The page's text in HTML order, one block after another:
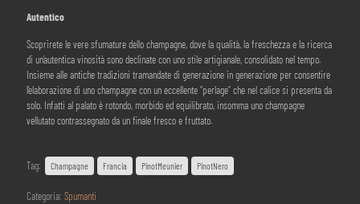
Autentico
Scoprirete le vere sfumature dello champagne, dove la qualità, la freschezza e la ricerca
di un’autentica vinosità sono declinate con uno stile artigianale, consolidato nel tempo.
Insieme alle antiche tradizioni tramandate di generazione in generazione per consentire
l’elaborazione di uno champagne con un eccellente “perlage” che nel calice si presenta da
solo. Infatti al palato è rotondo, morbido ed equilibrato, insomma uno champagne
vellutato contrassegnato da un finale fresco e fruttato.
Tag: Champagne Francia PinotMeunier PinotNero
Categoria: Spumanti